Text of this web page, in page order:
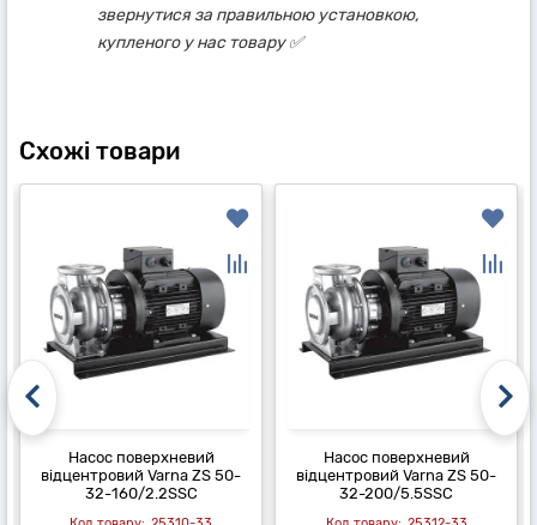
звернутися за правильною установкою,
купленого у нас товару ✅
Схожі товари
Насос поверхневий
відцентровий Varna ZS 50-
32-160/2.2SSC
Насос поверхневий
відцентровий Varna ZS 50-
32-200/5.5SSC